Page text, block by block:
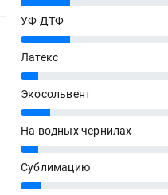
УФ ДТФ
20%
Латекс
7%
Экосольвент
12%
На водных чернилах
7%
Сублимацию
8%